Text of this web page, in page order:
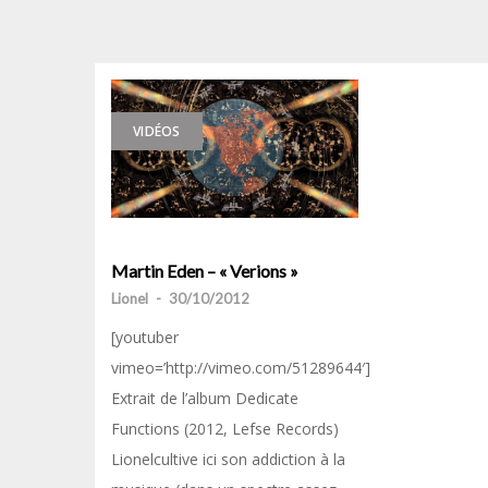
VIDÉOS
Martin Eden – « Verions »
Lionel - 30/10/2012
[youtuber
vimeo=’http://vimeo.com/51289644′]
Extrait de l’album Dedicate
Functions (2012, Lefse Records)
Lionelcultive ici son addiction à la